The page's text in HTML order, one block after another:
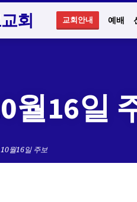
회 교회안내 예배
월16일
월16일 주보